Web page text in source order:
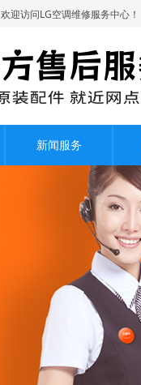
欢迎访问LG空调维修服务中心！
新闻服务